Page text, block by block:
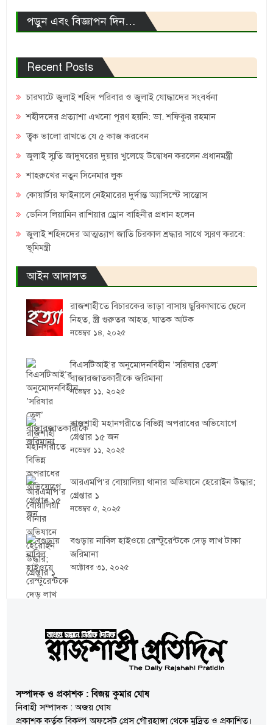
পড়ুন এবং বিজ্ঞাপন দিন…
Recent Posts
চারঘাটে জুলাই শহিদ পরিবার ও জুলাই যোদ্ধাদের সংবর্ধনা
শহীদদের প্রত্যাশা এখনো পূরণ হয়নি: ডা. শফিকুর রহমান
ত্বক ভালো রাখতে যে ৫ কাজ করবেন
জুলাই স্মৃতি জাদুঘরের দুয়ার খুলেছে উদ্বোধন করলেন প্রধানমন্ত্রী
শাহরুখের নতুন সিনেমার লুক
কোয়ার্টার ফাইনালে নেইমারের দুর্দান্ত অ্যাসিস্টে সান্তোস
ডেনিস লিয়ামিন রাশিয়ার ড্রোন বাহিনীর প্রধান হলেন
জুলাই শহিদদের আত্মত্যাগ জাতি চিরকাল শ্রদ্ধার সাথে স্মরণ করবে:
ভূমিমন্ত্রী
আইন আদালত
রাজশাহীতে বিচারকের ভাড়া বাসায় ছুরিকাঘাতে ছেলে
নিহত, স্ত্রী গুরুতর আহত, ঘাতক আটক
নভেম্বর ১৪, ২০২৫
বিএসটিআই’র অনুমোদনবিহীন ‘সরিষার তেল’
বাজারজাতকারীকে জরিমানা
নভেম্বর ১১, ২০২৫
রাজশাহী মহানগরীতে বিভিন্ন অপরাধের অভিযোগে
গ্রেপ্তার ১৫ জন
নভেম্বর ১১, ২০২৫
আরএমপি’র বোয়ালিয়া থানার অভিযানে হেরোইন উদ্ধার;
গ্রেপ্তার ১
নভেম্বর ৫, ২০২৫
বগুড়ায় নাবিল হাইওয়ে রেস্টুরেন্টকে দেড় লাখ টাকা
জরিমানা
অক্টোবর ৩১, ২০২৫
সম্পাদক ও প্রকাশক : বিজয় কুমার ঘোষ
নিবাহী সম্পাদক : অজয় ঘোষ
প্রকাশক কর্তৃক বিকল্প অফসেট প্রেস গৌরহাঙ্গা থেকে মুদ্রিত ও প্রকাশিত।